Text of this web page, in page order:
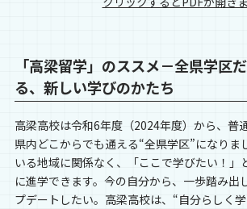
「高梁留学」のススメ－全県学区
る、新しい学びのかたち
高梁高校は令和6年度（2024年度）から、普
県内どこからでも通える“全県学区”になりま
いる地域に関係なく、「ここで学びたい！」
に進学できます。今の自分から、一歩踏み出
プデートしたい。高梁高校は、“自分らしく